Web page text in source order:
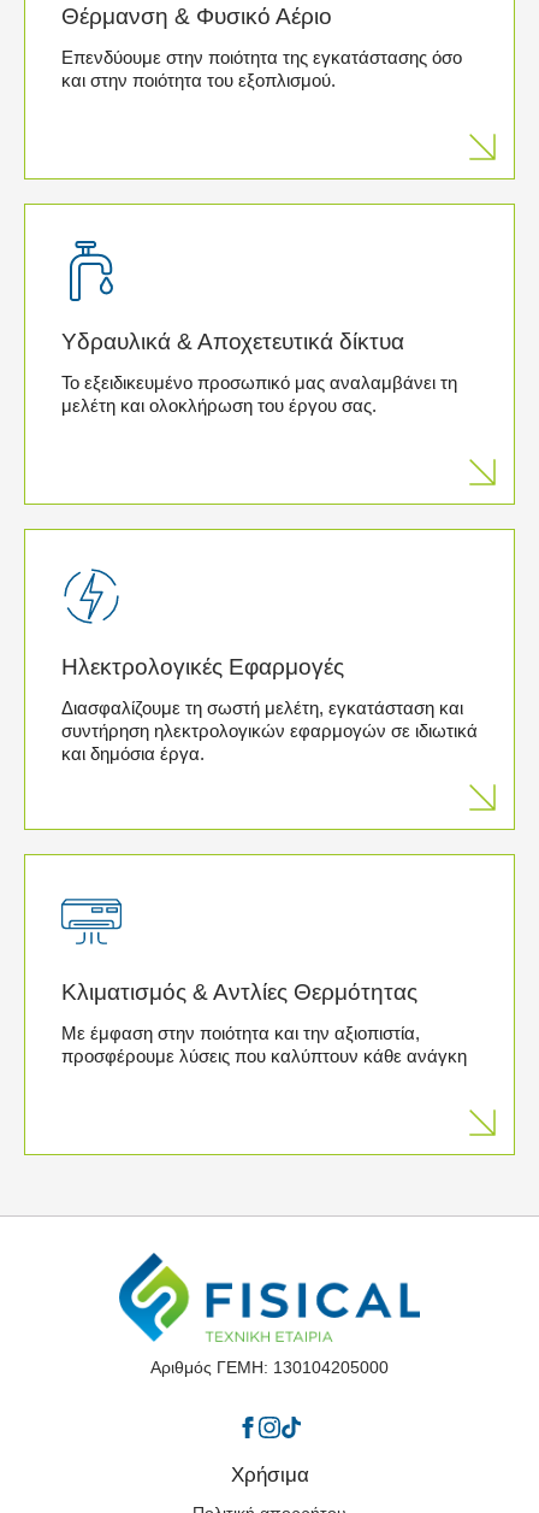
Θέρμανση & Φυσικό Αέριο
Επενδύουμε στην ποιότητα της εγκατάστασης όσο
και στην ποιότητα του εξοπλισμού.
Υδραυλικά & Αποχετευτικά δίκτυα
Το εξειδικευμένο προσωπικό μας αναλαμβάνει τη
μελέτη και ολοκλήρωση του έργου σας.
Ηλεκτρολογικές Εφαρμογές
Διασφαλίζουμε τη σωστή μελέτη, εγκατάσταση και
συντήρηση ηλεκτρολογικών εφαρμογών σε ιδιωτικά
και δημόσια έργα.
Κλιματισμός & Αντλίες Θερμότητας
Με έμφαση στην ποιότητα και την αξιοπιστία,
προσφέρουμε λύσεις που καλύπτουν κάθε ανάγκη
Αριθμός ΓΕΜΗ: 130104205000
Χρήσιμα